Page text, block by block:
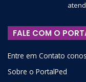
FALE COM O
Entre em Contato
Sobre o PortalPed